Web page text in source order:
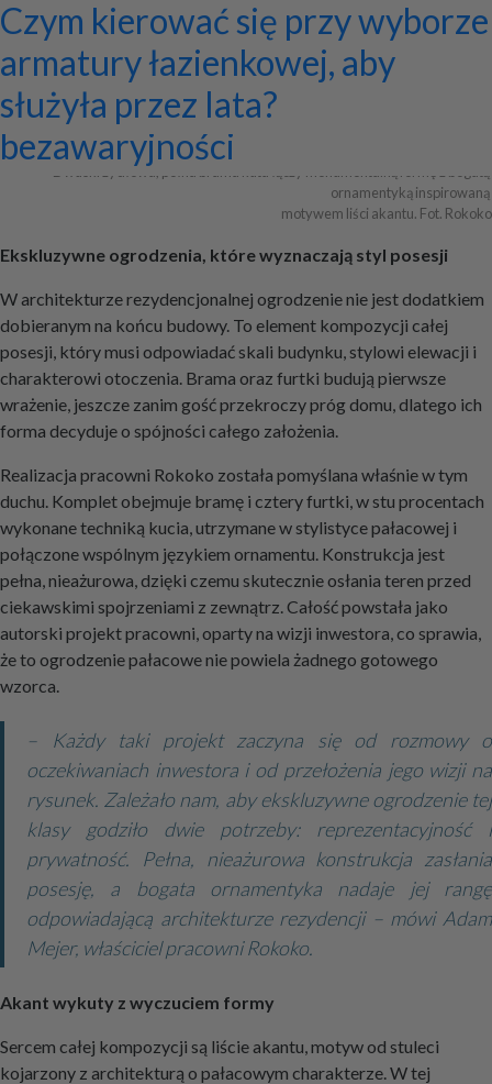
+ Dodaj firmę + Dodaj artykuł
Ekskluzywne ogrodzenia z
pałacowym rozmachem
Dwuskrzydłowa, pełna brama kuta łączy monumentalną formę z bogatą
ornamentyką inspirowaną
motywem liści akantu. Fot. Rokoko
Ekskluzywne ogrodzenia, które wyznaczają styl posesji
W architekturze rezydencjonalnej ogrodzenie nie jest dodatkiem
dobieranym na końcu budowy. To element kompozycji całej
posesji, który musi odpowiadać skali budynku, stylowi elewacji i
charakterowi otoczenia. Brama oraz furtki budują pierwsze
wrażenie, jeszcze zanim gość przekroczy próg domu, dlatego ich
forma decyduje o spójności całego założenia.
Realizacja pracowni Rokoko została pomyślana właśnie w tym
duchu. Komplet obejmuje bramę i cztery furtki, w stu procentach
wykonane techniką kucia, utrzymane w stylistyce pałacowej i
połączone wspólnym językiem ornamentu. Konstrukcja jest
pełna, nieażurowa, dzięki czemu skutecznie osłania teren przed
ciekawskimi spojrzeniami z zewnątrz. Całość powstała jako
autorski projekt pracowni, oparty na wizji inwestora, co sprawia,
że to ogrodzenie pałacowe nie powiela żadnego gotowego
wzorca.
– Każdy taki projekt zaczyna się od rozmowy o
oczekiwaniach inwestora i od przełożenia jego wizji na
rysunek. Zależało nam, aby ekskluzywne ogrodzenie tej
klasy godziło dwie potrzeby: reprezentacyjność i
prywatność. Pełna, nieażurowa konstrukcja zasłania
posesję, a bogata ornamentyka nadaje jej rangę
odpowiadającą architekturze rezydencji – mówi Adam
Mejer, właściciel pracowni Rokoko.
Akant wykuty z wyczuciem formy
Sercem całej kompozycji są liście akantu, motyw od stuleci
kojarzony z architekturą o pałacowym charakterze. W tej
Program do projektowania
wentylacji mechanicznej
Jak zaprojektować ścianę
telewizyjną, która pasuje do
całej aranżacji?
Systemy zamocowań dachów
płaskich i skośnych oraz lekkiej
obudowy firmy ETANCO
Dom z prefabrykatów opinie –
co naprawdę warto ocenić przed
budową?
Nowoczesne bramy przesuwne:
wyznaczniki trwałości,
bezpieczeństwa i
bezawaryjności
Jak dobrać maskownicę
karnisza? Praktyczny poradnik
Licznik Geigera w kontroli
materiałów budowlanych i
złomu
Jak ograniczyć ryzyko
przestojów przy pracy maszyn
geotechnicznych?
Czym kierować się przy wyborze
armatury łazienkowej, aby
służyła przez lata?